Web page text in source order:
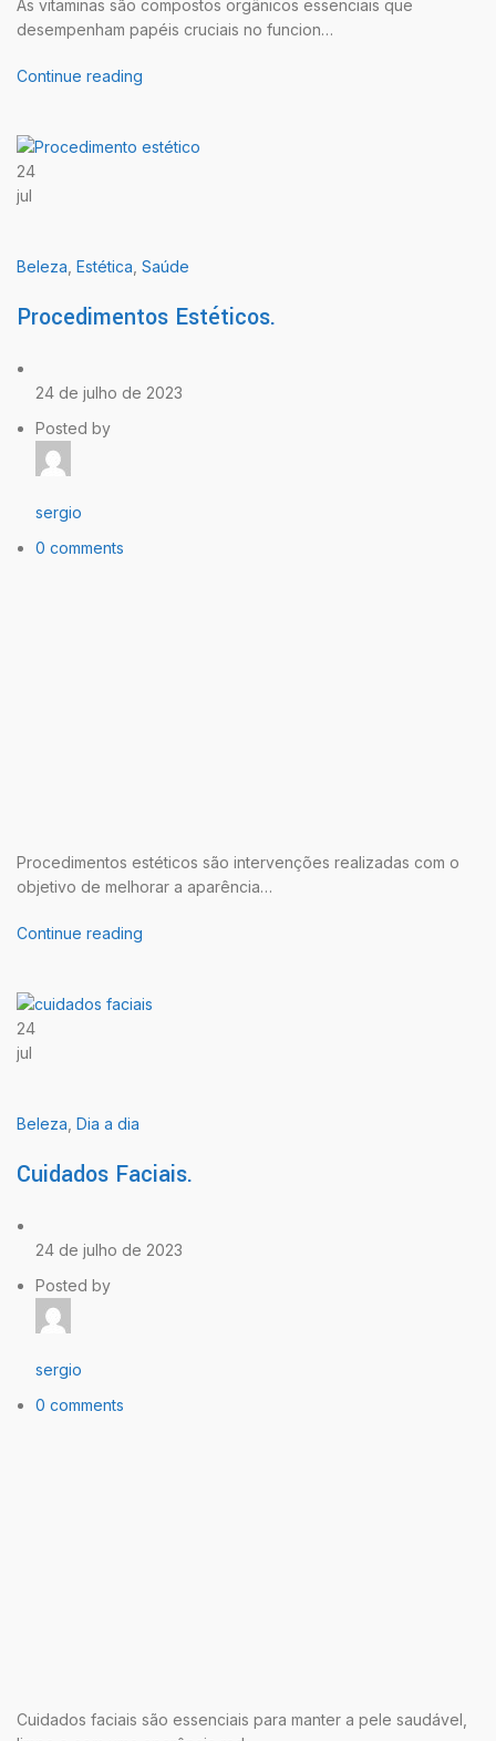
As vitaminas são compostos orgânicos essenciais que
desempenham papéis cruciais no funcion…
Continue reading
24
jul
Beleza Estética Saúde
Procedimentos Estéticos.
24 de julho de 2023
Posted by
sergio
0 comments
Procedimentos estéticos são intervenções realizadas com o
objetivo de melhorar a aparência…
Continue reading
24
jul
Beleza Dia a dia
Cuidados Faciais.
24 de julho de 2023
Posted by
sergio
0 comments
Cuidados faciais são essenciais para manter a pele saudável,